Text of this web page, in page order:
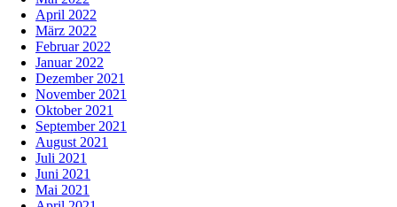
April 2022
März 2022
Februar 2022
Januar 2022
Dezember 2021
November 2021
Oktober 2021
September 2021
August 2021
Juli 2021
Juni 2021
Mai 2021